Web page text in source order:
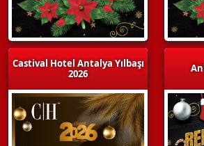
Castival Hotel Antalya Yılbaşı
2026